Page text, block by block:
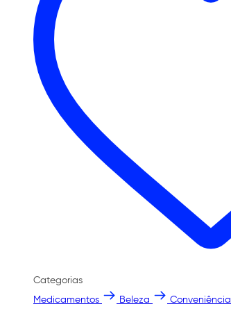
Categorias
Medicamentos
Beleza Conveniência